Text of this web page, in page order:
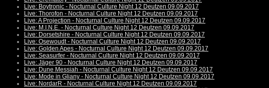
Live: Boytronic - Nocturnal Culture Night 12 Deutzen 09.09.2017
Live: Thorofon - Nocturnal Culture Night 12 Deutzen 09.09.2017
Live: A Projection - Nocturnal Culture Night 12 Deutzen 09.09.2017
Live: M.I.N.E. - Nocturnal Culture Night 12 Deutzen 09.09.2017
Live: Dorsetshire - Nocturnal Culture Night 12 Deutzen 09.09.2017
Live: Osewoudt - Nocturnal Culture Night 12 Deutzen 09.09.2017
Live: Golden Apes - Nocturnal Culture Night 12 Deutzen 09.09.2017
Live: Seasurfer - Nocturnal Culture Night 12 Deutzen 09.09.2017
Live: Jäger 90 - Nocturnal Culture Night 12 Deutzen 09.09.2017
Live: Dune Messiah - Nocturnal Culture Night 12 Deutzen 09.09.2017
Live: Mode in Gliany - Nocturnal Culture Night 12 Deutzen 09.09.2017
Live: NordarR - Nocturnal Culture Night 12 Deutzen 09.09.2017